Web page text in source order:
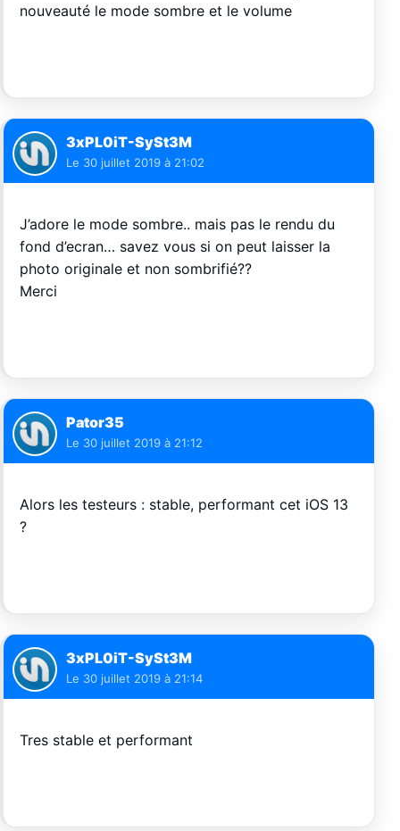
nouveauté le mode sombre et le volume
3xPL0iT-SySt3M
Le 30 juillet 2019 à 21:02
J’adore le mode sombre.. mais pas le rendu du
fond d’ecran… savez vous si on peut laisser la
photo originale et non sombrifié??
Merci
Pator35
Le 30 juillet 2019 à 21:12
Alors les testeurs : stable, performant cet iOS 13
?
3xPL0iT-SySt3M
Le 30 juillet 2019 à 21:14
Tres stable et performant